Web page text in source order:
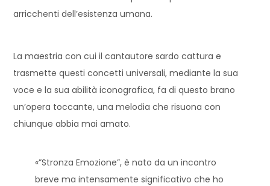
arricchenti dell’esistenza umana.
La maestria con cui il cantautore sardo cattura e
trasmette questi concetti universali, mediante la sua
voce e la sua abilità iconografica, fa di questo brano
un’opera toccante, una melodia che risuona con
chiunque abbia mai amato.
«”Stronza Emozione”, è nato da un incontro
breve ma intensamente significativo che ho